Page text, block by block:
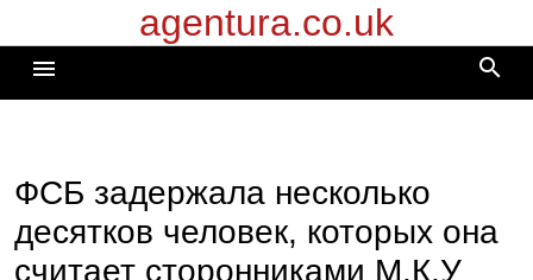
к
содержимому
agentura.co.uk
menu search
ФСБ задержала несколько
десятков человек, которых она
считает сторонниками М.К.У